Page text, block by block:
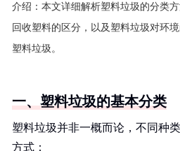
介绍： 本文详细解析塑料垃圾的分类
回收塑料的区分，以及塑料垃圾对环
塑料垃圾。
一、塑料垃圾的基本分类
塑料垃圾并非一概而论，不同种
方式：